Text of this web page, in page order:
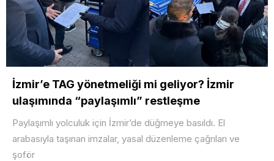
İzmir’e TAG yönetmeliği mi geliyor? İzmir
ulaşımında “paylaşımlı” restleşme
Paylaşımlı yolculuk için İzmir’de düğmeye basıldı. El
arabasıyla taşınan imzalar, yasal düzenleme çağrıları ve
şoför